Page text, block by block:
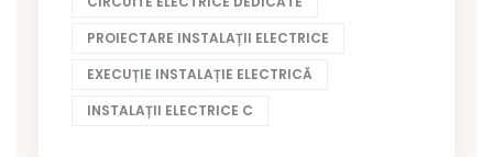
PROIECTARE INSTALAȚII ELECTRICE
EXECUȚIE INSTALAȚIE ELECTRICĂ
INSTALAȚII ELECTRICE C